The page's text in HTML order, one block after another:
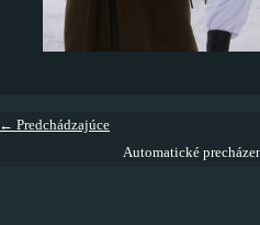
← Predchádzajúce
Automatické